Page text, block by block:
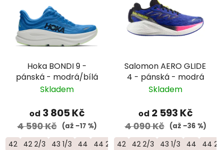
Hoka BONDI 9 -
pánská - modrá/bílá
Skladem
od 3 805 Kč
4 590 Kč (až –17 %)
42 42 2/3 43 1/3 44 44 2/3 45 1/3 46 46 2/3 47 1/3
Salomon AERO GLIDE
4 - pánská - modrá
Skladem
od 2 593 Kč
4 090 Kč (až –36 %)
42 42 2/3 43 1/3 44 44